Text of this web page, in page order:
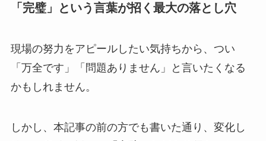
「完璧」という言葉が招く最大の落とし穴
現場の努力をアピールしたい気持ちから、つい
「万全です」「問題ありません」と言いたくなる
かもしれません。
しかし、本記事の前の方でも書いた通り、変化し